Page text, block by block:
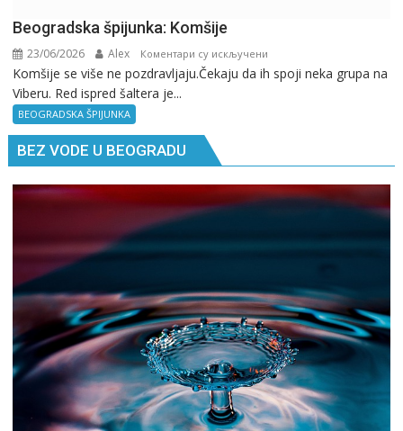
Beogradska špijunka: Komšije
23/06/2026 Alex Коментари су искључени
Beogradska
Komšije se više ne pozdravljaju.Čekaju da ih spoji neka grupa na
Viberu. Red ispred šaltera je...
BEOGRADSKA ŠPIJUNKA
BEZ VODE U BEOGRADU